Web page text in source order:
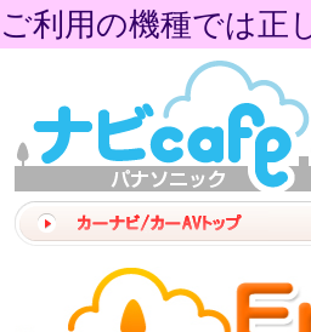
ご利用の機種では正